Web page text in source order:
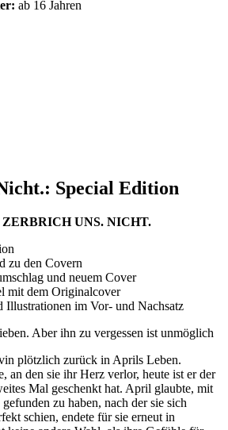
ab 16 Jahren
Special Edition
ZERBRICH UNS. NICHT.
zu den Covern
und neuem Cover
mit dem Originalcover
Illustrationen im Vor- und Nachsatz
Aber ihn zu vergessen ist unmöglich
plötzlich zurück in Aprils Leben.
an den sie ihr Herz verlor, heute ist er der
Mal geschenkt hat. April glaubte, mit
zu haben, nach der sie sich
schien, endete für sie erneut in